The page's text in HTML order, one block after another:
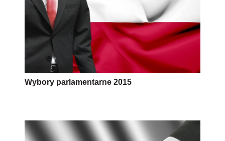
Wybory parlamentarne 2015